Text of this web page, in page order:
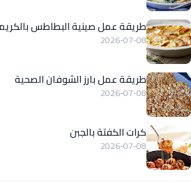
طريقة عمل صينية البطاطس
2026-07-08
طريقة عمل بارز الشوفان الصحية
2026-07-08
كرات الكفتة بالجبن
2026-07-08